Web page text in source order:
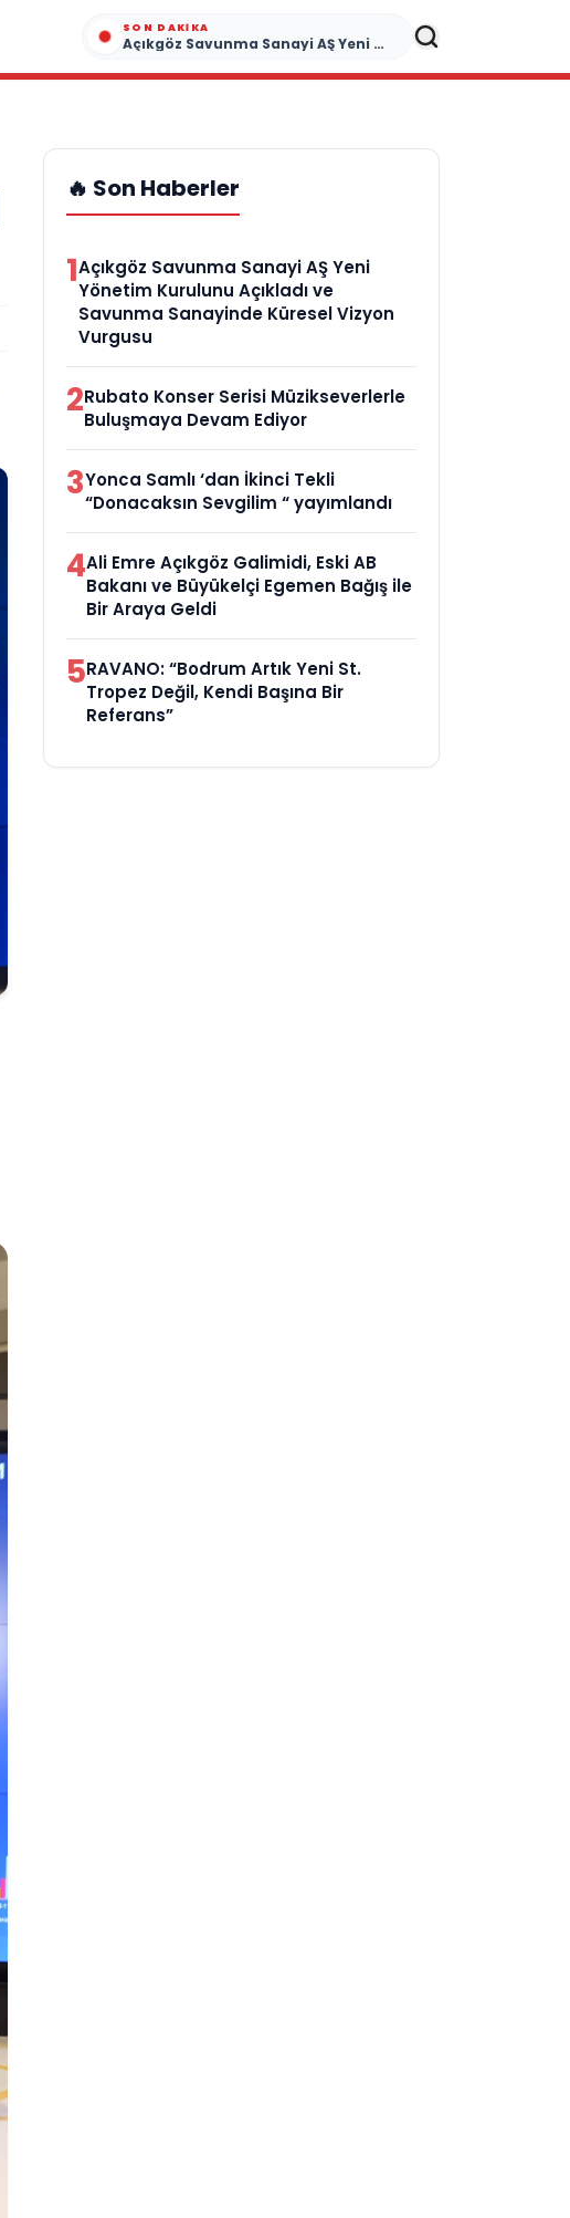
SON DAKIKA
Açıkgöz Savunma Sanayi AŞ Yeni Yönetim Kurulunu Açıkladı ve Savunma Sanayinde Küresel Vizyon Vurgusu
🔥 Son Haberler
1Açıkgöz Savunma Sanayi AŞ Yeni
Yönetim Kurulunu Açıkladı ve
Savunma Sanayinde Küresel Vizyon
Vurgusu
2Rubato Konser Serisi Müzikseverlerle
Buluşmaya Devam Ediyor
3Yonca Samlı ‘dan İkinci Tekli
“Donacaksın Sevgilim “ yayımlandı
4Ali Emre Açıkgöz Galimidi, Eski AB
Bakanı ve Büyükelçi Egemen Bağış ile
Bir Araya Geldi
5RAVANO: “Bodrum Artık Yeni St.
Tropez Değil, Kendi Başına Bir
Referans”